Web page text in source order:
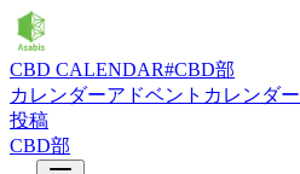
CBD CALENDAR#CBD部
カレンダーアドベントカレンダー
投稿
CBD部